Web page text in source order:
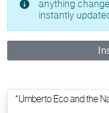
anything
instantly